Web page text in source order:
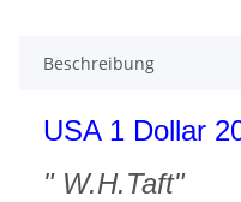
Beschreibung
USA 1 Dollar
" W.H.Taft"